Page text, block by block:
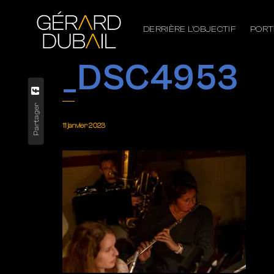
DERRIÈRE L’OBJECTIF
_DSC4953
Partager 11 janvier 2023